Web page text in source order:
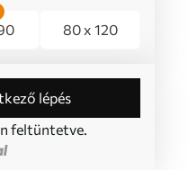
80 x 120
lépés
feltüntetve.